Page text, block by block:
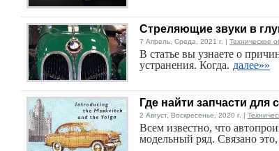
Стреляющие звуки в
7 Апрель, Среда, 2021 г. | Техническое
В статье вы узнаете о
устранения. Когда. далее»»
Где найти запчасти
2 Август, Воскресенье, 2020 г. |
Всем известно, что
модельный ряд. Связано это,